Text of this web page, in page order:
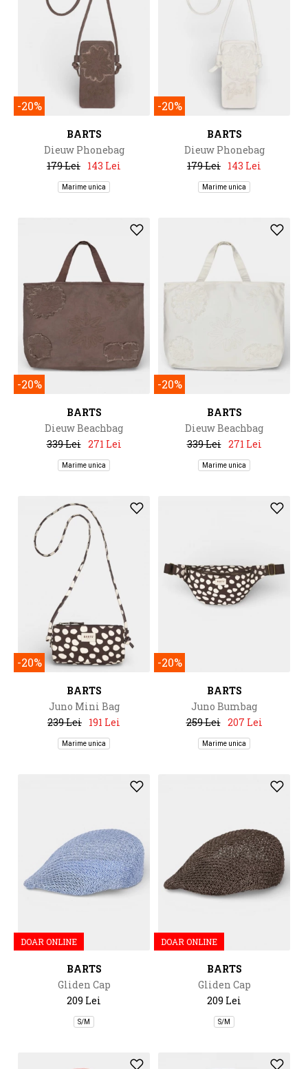
-20%
BARTS
Dieuw Phonebag
179 Lei 143 Lei
Marime unica
-20%
BARTS
Dieuw Phonebag
179 Lei 143 Lei
Marime unica
-20%
BARTS
Dieuw Beachbag
339 Lei 271 Lei
Marime unica
-20%
BARTS
Dieuw Beachbag
339 Lei 271 Lei
Marime unica
-20%
BARTS
Juno Mini Bag
239 Lei 191 Lei
Marime unica
-20%
BARTS
Juno Bumbag
259 Lei 207 Lei
Marime unica
DOAR ONLINE
BARTS
Gliden Cap
209 Lei
S/M
DOAR ONLINE
BARTS
Gliden Cap
209 Lei
S/M